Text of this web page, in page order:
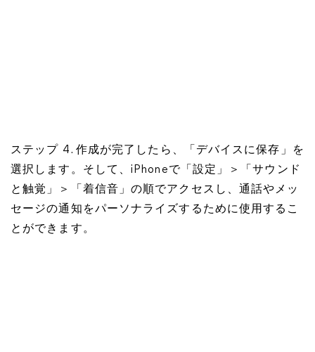
ステップ 4. 作成が完了したら、「デバイスに保存」を
選択します。そして、iPhoneで「設定」＞「サウンド
と触覚」＞「着信音」の順でアクセスし、通話やメッ
セージの通知をパーソナライズするために使用するこ
とができます。